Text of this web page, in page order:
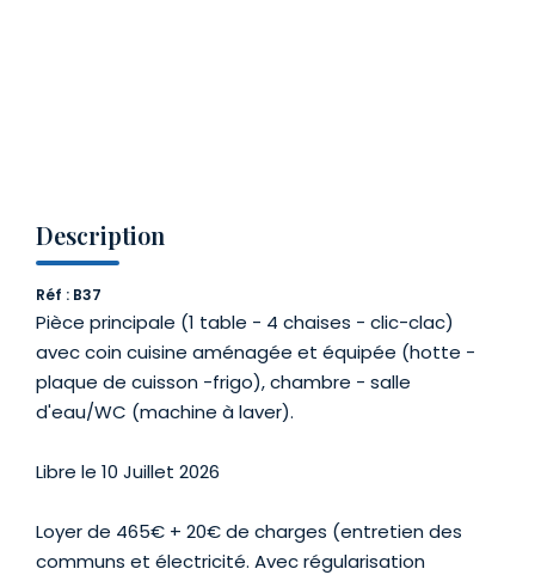
Description
Réf : B37
Pièce principale (1 table - 4 chaises - clic-clac)
avec coin cuisine aménagée et équipée (hotte -
plaque de cuisson -frigo), chambre - salle
d'eau/WC (machine à laver).
Libre le 10 Juillet 2026
Loyer de 465€ + 20€ de charges (entretien des
communs et électricité. Avec régularisation